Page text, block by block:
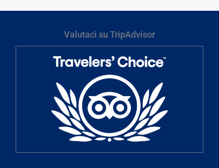
Valutaci su TripAdvisor